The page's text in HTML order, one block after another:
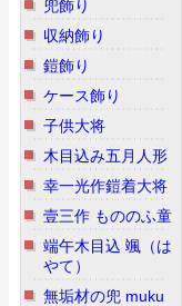
兜飾り
収納飾り
鎧飾り
ケース飾り
子供大将
木目込み五月人形
幸一光作鎧着大将
壹三作 もののふ童
端午木目込 颯（は
やて）
無垢材の兜 muku